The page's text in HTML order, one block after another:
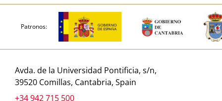
Patronos:
Avda. de la Universidad Pontificia, s/n,
39520 Comillas, Cantabria, Spain
+34 942 715 500